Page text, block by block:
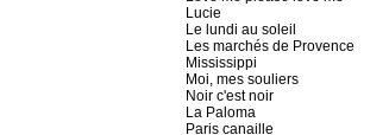
Lucie
Le lundi au soleil
Les marchés de Provence
Mississippi
Moi, mes souliers
Noir c'est noir
La Paloma
Paris canaille